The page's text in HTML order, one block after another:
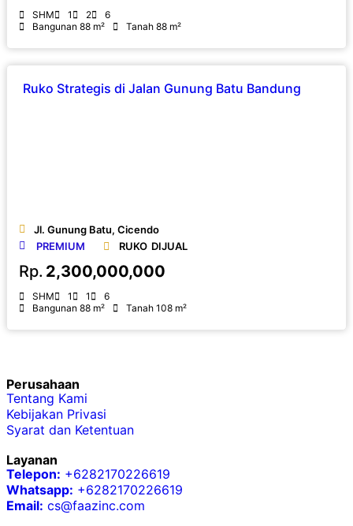
SHM 1 2
6
Bangunan 88 m²
Tanah 88 m²
Ruko Strategis di Jalan Gunung Batu Bandung
Jl. Gunung Batu, Cicendo
PREMIUM
RUKO DIJUAL
Rp. 2,300,000,000
SHM 1 1
6
Bangunan 88 m²
Tanah 108 m²
Perusahaan
Tentang Kami
Kebijakan Privasi
Syarat dan Ketentuan
Layanan
Telepon: +6282170226619
Whatsapp: +6282170226619
Email: cs@faazinc.com